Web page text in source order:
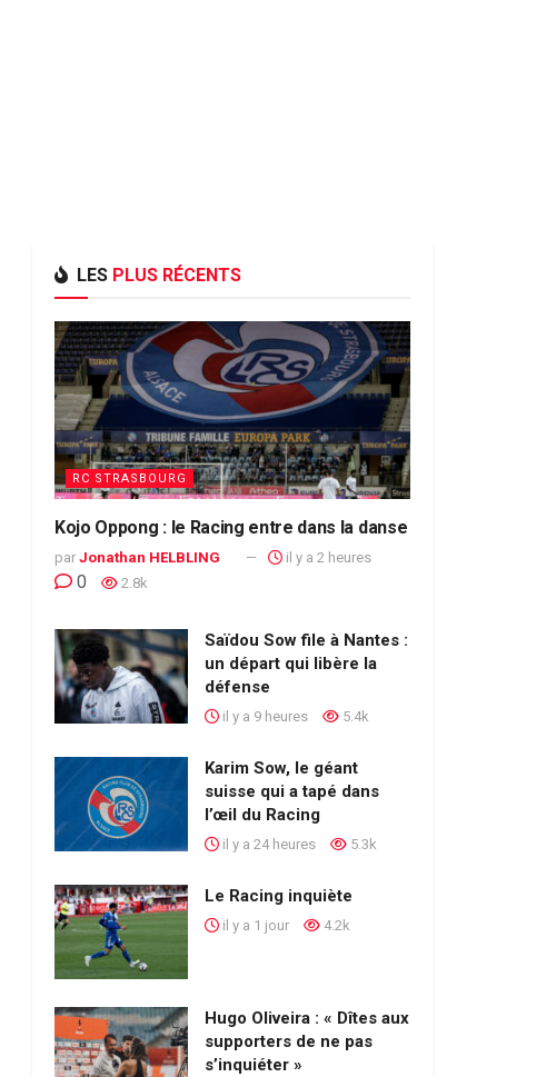
LES PLUS RÉCENTS
RC STRASBOURG
Kojo Oppong : le Racing entre dans la danse
par Jonathan HELBLING il y a 2 heures
0 2.8k
Saïdou Sow file à Nantes :
un départ qui libère la
défense
il y a 9 heures 5.4k
Karim Sow, le géant
suisse qui a tapé dans
l’œil du Racing
il y a 24 heures 5.3k
Le Racing inquiète
il y a 1 jour 4.2k
Hugo Oliveira : « Dîtes aux
supporters de ne pas
s’inquiéter »